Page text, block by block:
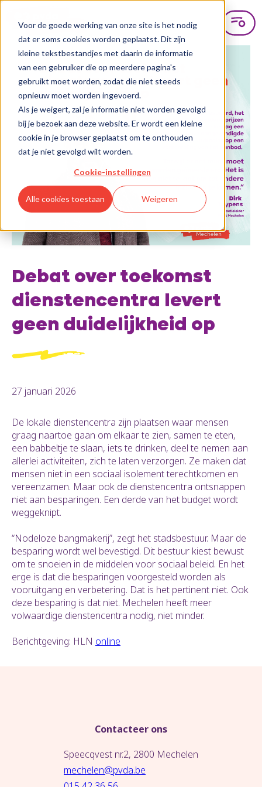
Voor de goede werking van onze site is het nodig
dat er soms cookies worden geplaatst. Dit zijn
kleine tekstbestandjes met daarin de informatie
van een gebruiker die op meerdere pagina's
gebruikt moet worden, zodat die niet steeds
opnieuw moet worden ingevoerd.
Als je weigert, zal je informatie niet worden gevolgd
bij je bezoek aan deze website. Er wordt een kleine
cookie in je browser geplaatst om te onthouden
dat je niet gevolgd wilt worden.
Cookie-instellingen
Alle cookies toestaan Weigeren
Debat over toekomst
dienstencentra levert
geen duidelijkheid op
27 januari 2026
De lokale dienstencentra zijn plaatsen waar mensen
graag naartoe gaan om elkaar te zien, samen te eten,
een babbeltje te slaan, iets te drinken, deel te nemen aan
allerlei activiteiten, zich te laten verzorgen. Ze maken dat
mensen niet in een sociaal isolement terechtkomen en
vereenzamen. Maar ook de dienstencentra ontsnappen
niet aan besparingen. Een derde van het budget wordt
weggeknipt.
“Nodeloze bangmakerij”, zegt het stadsbestuur. Maar de
besparing wordt wel bevestigd. Dit bestuur kiest bewust
om te snoeien in de middelen voor sociaal beleid. En het
erge is dat die besparingen voorgesteld worden als
vooruitgang en verbetering. Dat is het pertinent niet. Ook
deze besparing is dat niet. Mechelen heeft meer
volwaardige dienstencentra nodig, niet minder.
Berichtgeving: HLN online
Contacteer ons
Speecqvest nr.2, 2800 Mechelen
mechelen@pvda.be